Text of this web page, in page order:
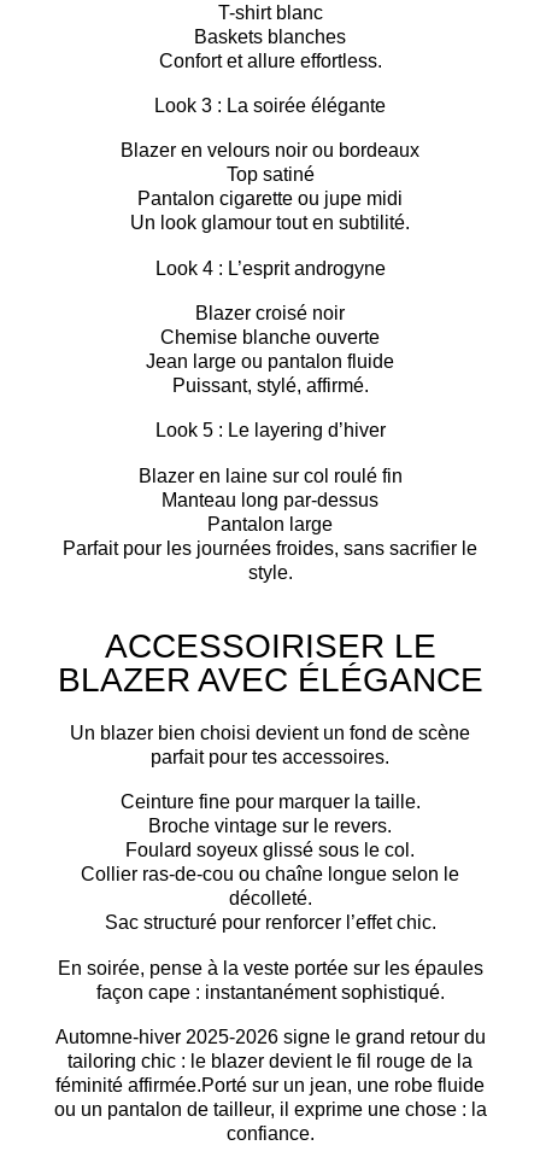
T-shirt blanc
Baskets blanches
Confort et allure effortless.
Look 3 : La soirée élégante
Blazer en velours noir ou bordeaux
Top satiné
Pantalon cigarette ou jupe midi
Un look glamour tout en subtilité.
Look 4 : L’esprit androgyne
Blazer croisé noir
Chemise blanche ouverte
Jean large ou pantalon fluide
Puissant, stylé, affirmé.
Look 5 : Le layering d’hiver
Blazer en laine sur col roulé fin
Manteau long par-dessus
Pantalon large
Parfait pour les journées froides, sans sacrifier le
style.
ACCESSOIRISER LE
BLAZER AVEC ÉLÉGANCE
Un blazer bien choisi devient un fond de scène
parfait pour tes accessoires.
Ceinture finepour marquer la taille.
Broche vintage sur le revers.
Foulard soyeux glissé sous le col.
Collier ras-de-cou ou chaîne longue selon le
décolleté.
Sac structurépour renforcer l’effet chic.
En soirée, pense à la veste portée sur les épaules
façon cape : instantanément sophistiqué.
Automne-hiver 2025-2026 signe le grand retour du
tailoring chic : le blazer devient le fil rouge de la
féminité affirmée.Porté sur un jean, une robe fluide
ou un pantalon de tailleur, il exprime une chose : la
confiance.